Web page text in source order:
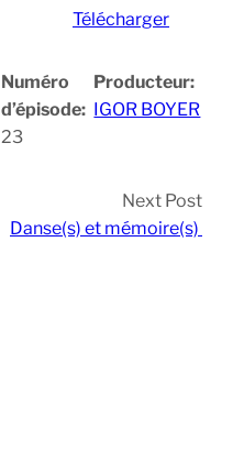
Télécharger
Numéro
d’épisode:
23
Producteur:
IGOR BOYER
Next Post
Danse(s) et mémoire(s)